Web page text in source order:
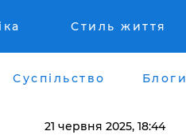
Стиль життя
Суспільство Блоги
21 червня 2025, 18:44